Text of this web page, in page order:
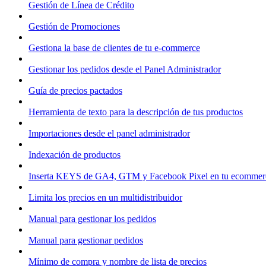
Gestión de Línea de Crédito
Gestión de Promociones
Gestiona la base de clientes de tu e-commerce
Gestionar los pedidos desde el Panel Administrador
Guía de precios pactados
Herramienta de texto para la descripción de tus productos
Importaciones desde el panel administrador
Indexación de productos
Inserta KEYS de GA4, GTM y Facebook Pixel en tu
Limita los precios en un multidistribuidor
Manual para gestionar los pedidos
Manual para gestionar pedidos
Mínimo de compra y nombre de lista de precios